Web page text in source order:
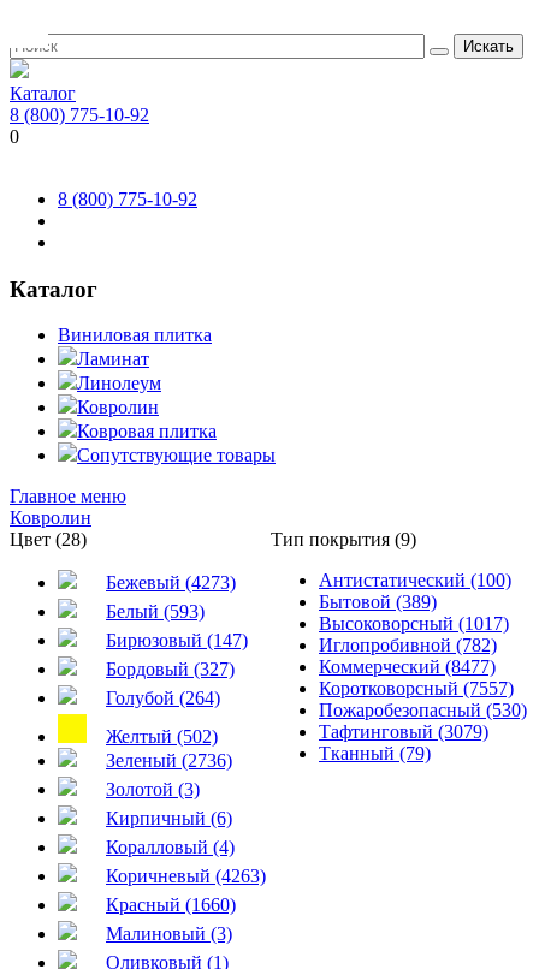
Искать
Каталог
8 (800) 775-10-92
0
8 (800) 775-10-92
Каталог
Виниловая плитка
Ламинат
Линолеум
Ковролин
Ковровая плитка
Сопутствующие товары
Главное меню
Ковролин
Цвет (28)
Бежевый (4273)
Белый (593)
Бирюзовый (147)
Бордовый (327)
Голубой (264)
Желтый (502)
Зеленый (2736)
Золотой (3)
Кирпичный (6)
Коралловый (4)
Коричневый (4263)
Красный (1660)
Малиновый (3)
Оливковый (1)
Тип покрытия (9)
Антистатический (100)
Бытовой (389)
Высоковорсный (1017)
Иглопробивной (782)
Коммерческий (8477)
Коротковорсный (7557)
Пожаробезопасный (530)
Тафтинговый (3079)
Тканный (79)